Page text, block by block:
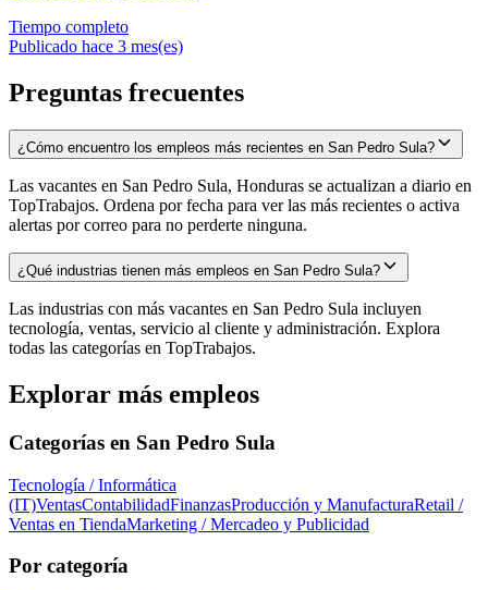
Tiempo completo
Publicado hace 3 mes(es)
Preguntas frecuentes
¿Cómo encuentro los empleos más recientes en San Pedro Sula?
Las vacantes en San Pedro Sula, Honduras se actualizan a diario en
TopTrabajos. Ordena por fecha para ver las más recientes o activa
alertas por correo para no perderte ninguna.
¿Qué industrias tienen más empleos en San Pedro Sula?
Las industrias con más vacantes en San Pedro Sula incluyen
tecnología, ventas, servicio al cliente y administración. Explora
todas las categorías en TopTrabajos.
Explorar más empleos
Categorías en San Pedro Sula
Tecnología / Informática
(IT)VentasContabilidadFinanzasProducción y ManufacturaRetail /
Ventas en TiendaMarketing / Mercadeo y Publicidad
Por categoría